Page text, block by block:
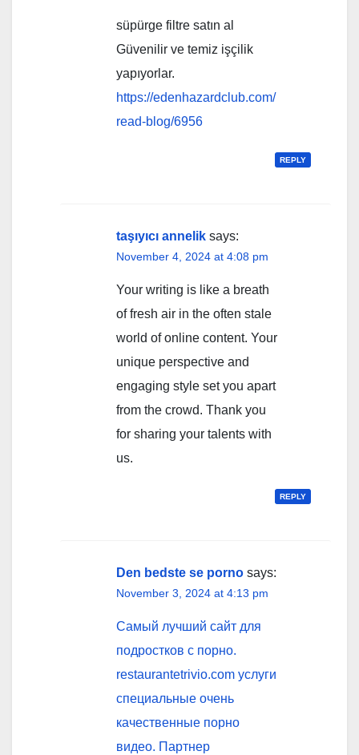
süpürge filtre satın al
Güvenilir ve temiz işçilik
yapıyorlar.
https://edenhazardclub.com/
read-blog/6956
REPLY
taşıyıcı annelik says:
November 4, 2024 at 4:08 pm
Your writing is like a breath
of fresh air in the often stale
world of online content. Your
unique perspective and
engaging style set you apart
from the crowd. Thank you
for sharing your talents with
us.
REPLY
Den bedste se porno says:
November 3, 2024 at 4:13 pm
Самый лучший сайт для
подростков с порно.
restaurantetrivio.com услуги
специальные очень
качественные порно
видео. Партнер